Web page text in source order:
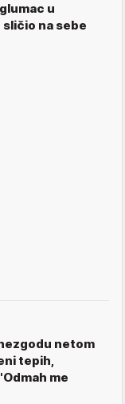
u
na sebe
netom
tepih,
me